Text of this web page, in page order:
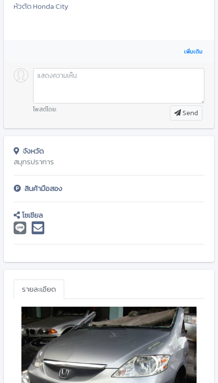
หัวตัด Honda City
เพิ่มเติม
โพสต์โดย: Send
จังหวัด
สมุทรปราการ
สินค้ามือสอง
โซเชียล
รายละเอียด